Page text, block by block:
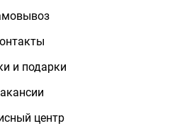
и подарки
центр